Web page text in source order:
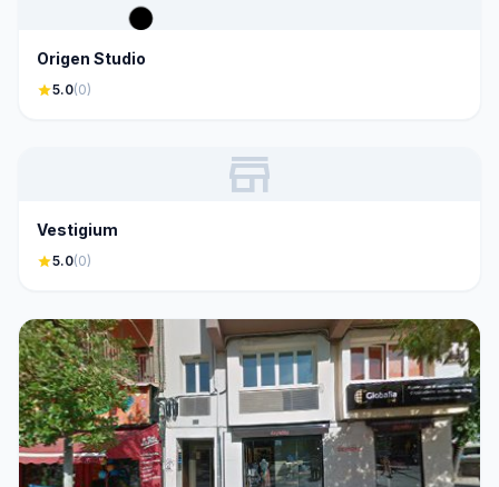
Origen Studio
star5.0(0)
store
Vestigium
star5.0(0)